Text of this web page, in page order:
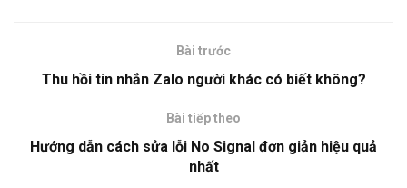
Bài trước
Thu hồi tin nhắn Zalo người khác có biết không?
Bài tiếp theo
Hướng dẫn cách sửa lỗi No Signal đơn giản hiệu quả
nhất